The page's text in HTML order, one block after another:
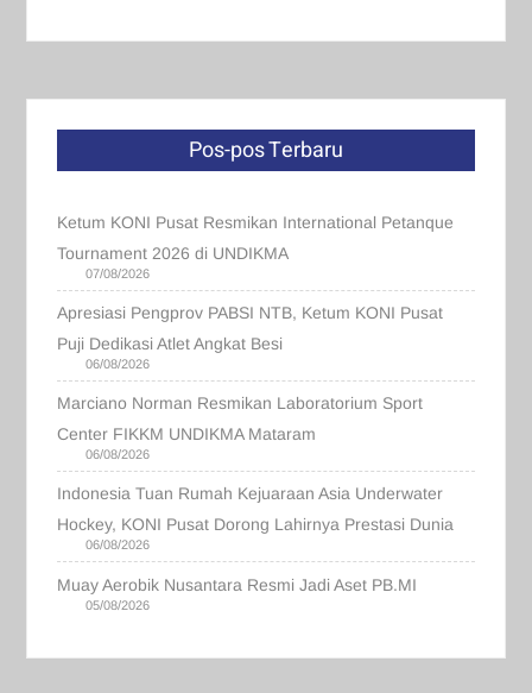
Pos-pos Terbaru
Ketum KONI Pusat Resmikan International Petanque
Tournament 2026 di UNDIKMA
07/08/2026
Apresiasi Pengprov PABSI NTB, Ketum KONI Pusat
Puji Dedikasi Atlet Angkat Besi
06/08/2026
Marciano Norman Resmikan Laboratorium Sport
Center FIKKM UNDIKMA Mataram
06/08/2026
Indonesia Tuan Rumah Kejuaraan Asia Underwater
Hockey, KONI Pusat Dorong Lahirnya Prestasi Dunia
06/08/2026
Muay Aerobik Nusantara Resmi Jadi Aset PB.MI
05/08/2026